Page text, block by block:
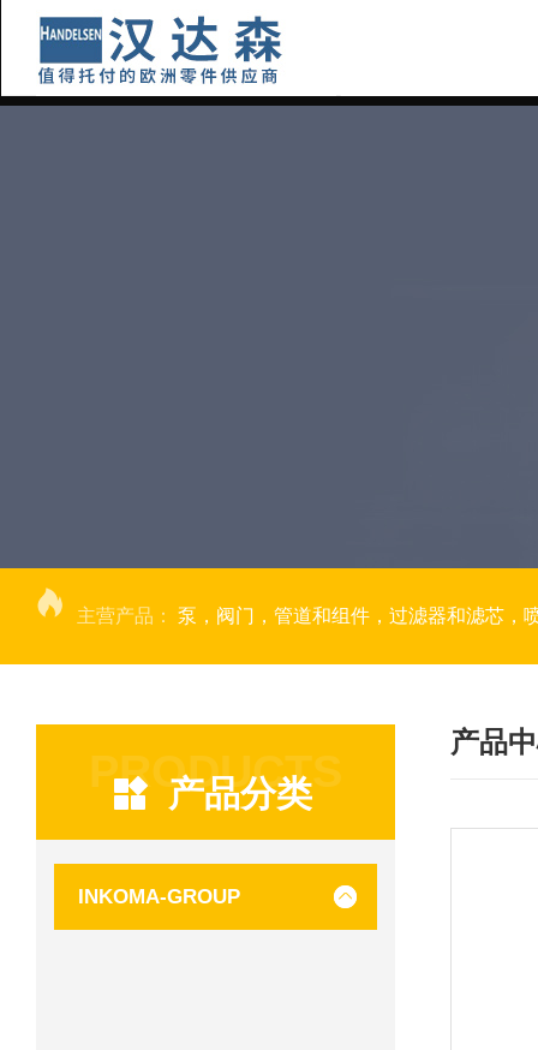
主营产品： 泵，阀门，管道和组件，过滤器和滤芯，
PRODUCTS
产品分类
INKOMA-GROUP
产品